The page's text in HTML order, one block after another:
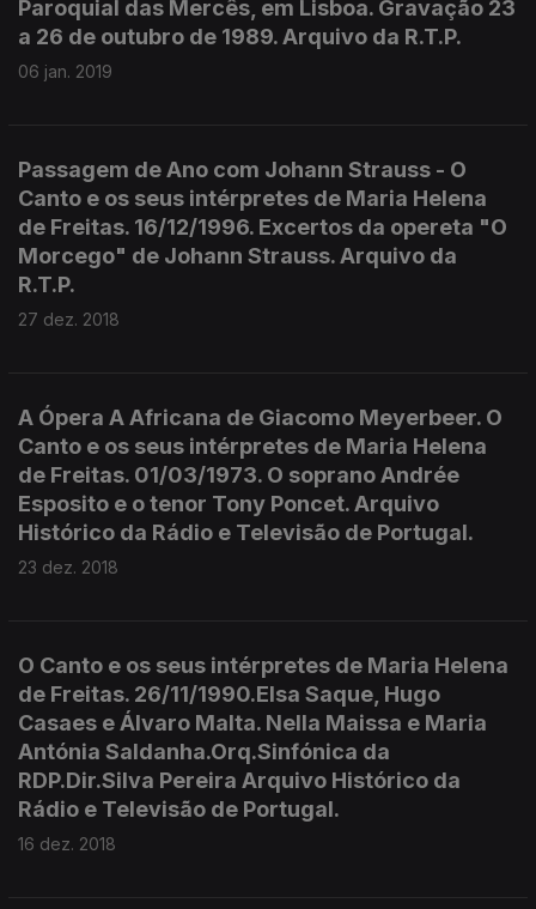
Paroquial das Mercês, em Lisboa. Gravação 23
a 26 de outubro de 1989. Arquivo da R.T.P.
06 jan. 2019
Passagem de Ano com Johann Strauss - O
Canto e os seus intérpretes de Maria Helena
de Freitas. 16/12/1996. Excertos da opereta "O
Morcego" de Johann Strauss. Arquivo da
R.T.P.
27 dez. 2018
A Ópera A Africana de Giacomo Meyerbeer. O
Canto e os seus intérpretes de Maria Helena
de Freitas. 01/03/1973. O soprano Andrée
Esposito e o tenor Tony Poncet. Arquivo
Histórico da Rádio e Televisão de Portugal.
23 dez. 2018
O Canto e os seus intérpretes de Maria Helena
de Freitas. 26/11/1990.Elsa Saque, Hugo
Casaes e Álvaro Malta. Nella Maissa e Maria
Antónia Saldanha.Orq.Sinfónica da
RDP.Dir.Silva Pereira Arquivo Histórico da
Rádio e Televisão de Portugal.
16 dez. 2018